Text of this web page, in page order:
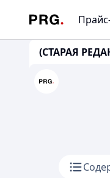
(СТАРАЯ